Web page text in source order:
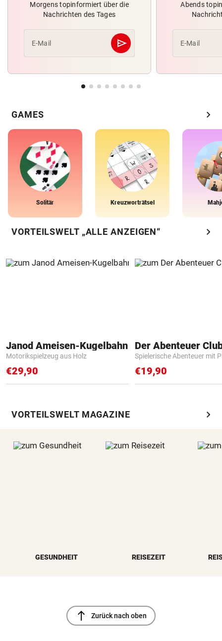
Morgens topinformiert über die
Nachrichten des Tages
E-Mail send
Abschicken
Abends
E-Mail
GAMES chevron_right
Solitär Kreuzworträtsel
VORTEILSWELT „ALLE ANZEIGEN“ chevron_right
Janod Ameisen-Kugelbahn
Motorikspielzeug aus Holz
€29,90
Der Abenteuer
Spielerische Abenteuer mit
€19,90
VORTEILSWELT MAGAZINE chevron_right
GESUNDHEIT REISEZEIT
north Zurück nach oben